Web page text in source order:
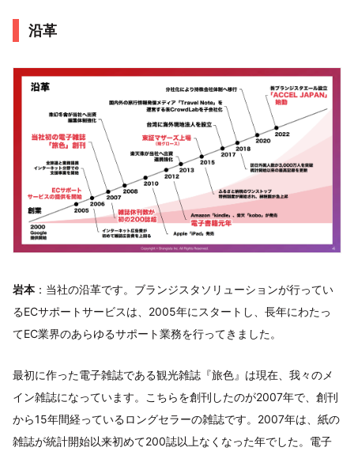
沿革
岩本 ：当社の沿革です。ブランジスタソリューションが行ってい
るECサポートサービスは、2005年にスタートし、長年にわたっ
てEC業界のあらゆるサポート業務を行ってきました。
最初に作った電子雑誌である観光雑誌『旅色』は現在、我々のメ
イン雑誌になっています。こちらを創刊したのが2007年で、創刊
から15年間経っているロングセラーの雑誌です。2007年は、紙の
雑誌が統計開始以来初めて200誌以上なくなった年でした。電子